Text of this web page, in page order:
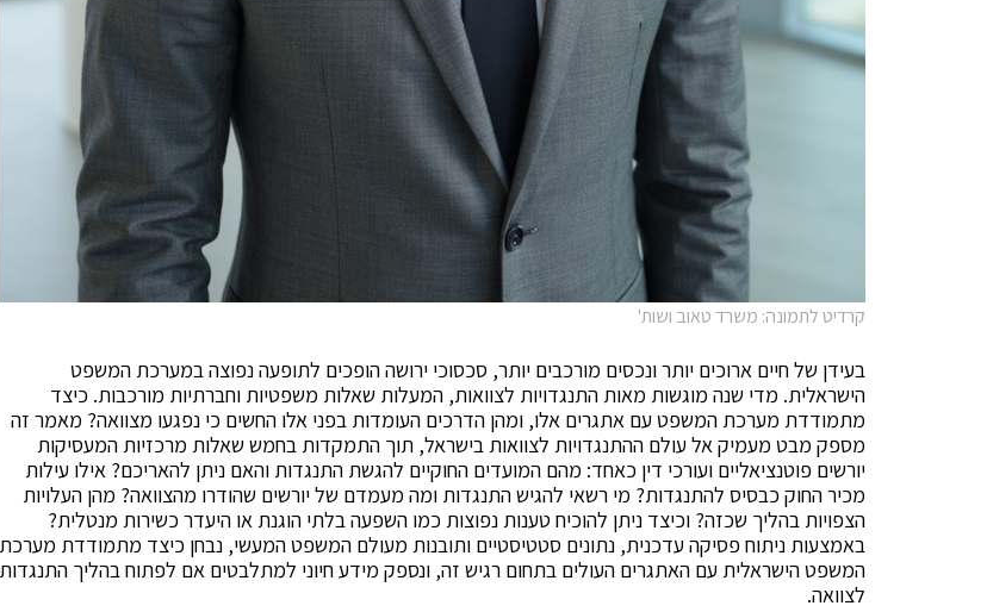
קרדיט לתמונה: משרד טאוב ושות'
בעידן של חיים ארוכים יותר ונכסים מורכבים יותר, סכסוכי ירושה הופכים לתופעה נפוצה במערכת המשפט
הישראלית. מדי שנה מוגשות מאות התנגדויות לצוואות, המעלות שאלות משפטיות וחברתיות מורכבות. כיצד
מתמודדת מערכת המשפט עם אתגרים אלו, ומהן הדרכים העומדות בפני אלו החשים כי נפגעו מצוואה? מאמר זה
מספק מבט מעמיק אל עולם ההתנגדויות לצוואות בישראל, תוך התמקדות בחמש שאלות מרכזיות המעסיקות
יורשים פוטנציאליים ועורכי דין כאחד: מהם המועדים החוקיים להגשת התנגדות והאם ניתן להאריכם? אילו עילות
מכיר החוק כבסיס להתנגדות? מי רשאי להגיש התנגדות ומה מעמדם של יורשים שהודרו מהצוואה? מהן העלויות
הצפויות בהליך שכזה? וכיצד ניתן להוכיח טענות נפוצות כמו השפעה בלתי הוגנת או היעדר כשירות מנטלית?
באמצעות ניתוח פסיקה עדכנית, נתונים סטטיסטיים ותובנות מעולם המשפט המעשי, נבחן כיצד מתמודדת מערכת
המשפט הישראלית עם האתגרים העולים בתחום רגיש זה, ונספק מידע חיוני למתלבטים אם לפתוח בהליך התנגדות
לצוואה.